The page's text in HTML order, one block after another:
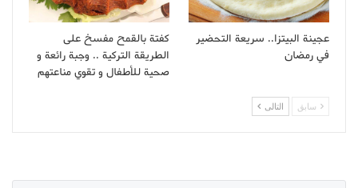
عجينة البيتزا.. سريعة التحضير
في رمضان
كفتة بالقمح مفسخ على
الطريقة التركية .. وجبة رائعة و
صحية للأطفال و تقوي مناعتهم
سابق التالى